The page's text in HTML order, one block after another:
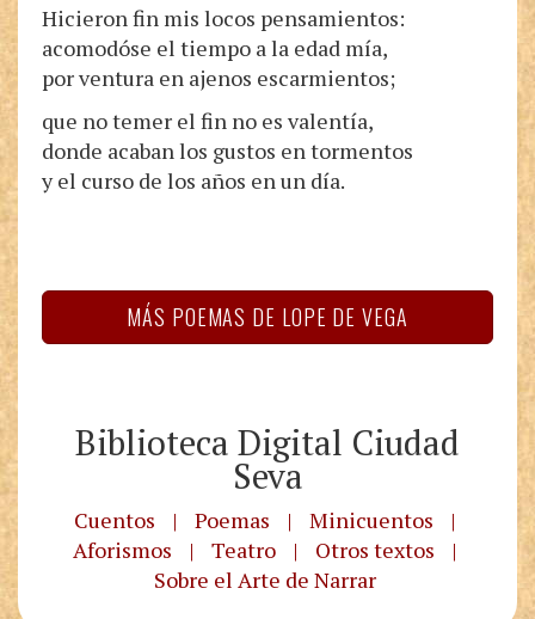
Hicieron fin mis locos pensamientos:
acomodóse el tiempo a la edad mía,
por ventura en ajenos escarmientos;
que no temer el fin no es valentía,
donde acaban los gustos en tormentos
y el curso de los años en un día.
MÁS POEMAS DE LOPE DE VEGA
Biblioteca Digital Ciudad
Seva
Cuentos | Poemas | Minicuentos
|
Aforismos
| Teatro | Otros textos
|
Sobre el Arte de Narrar